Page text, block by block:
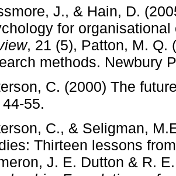
J., & Hain, D.
for
, 21 (5), Patton, M. Q.
methods. Newbury
C. (2000) The
55.
C., & Seligman,
Thirteen lessons
J. E. Dutton & R.